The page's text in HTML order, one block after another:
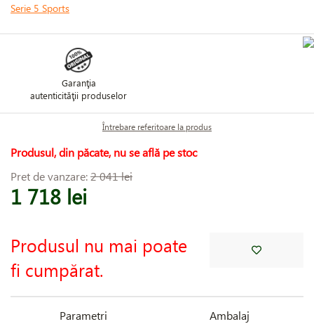
Serie 5 Sports
Garanţia
autenticităţii produselor
Întrebare referitoare la produs
Produsul, din păcate, nu se află pe stoc
Pret de vanzare:2 041 lei
1 718 lei
Produsul nu mai poate
fi cumpărat.
Parametri Ambalaj